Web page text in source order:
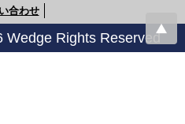
合わせ
Wedge Rights Reserved